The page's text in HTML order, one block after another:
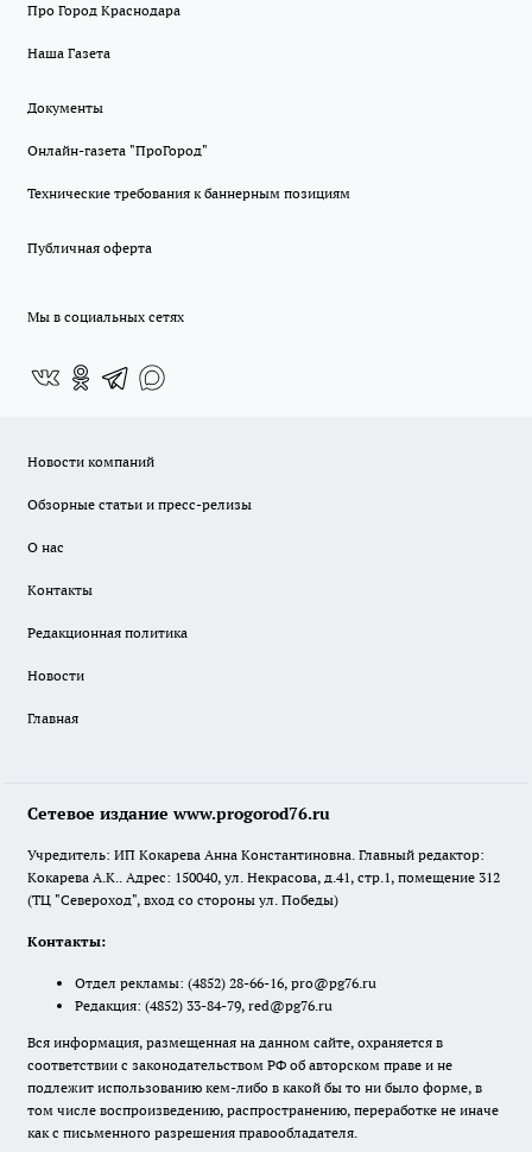
Про Город Краснодара
Наша Газета
Документы
Онлайн-газета "ПроГород"
Технические требования к баннерным позициям
Публичная оферта
Мы в социальных сетях
Новости компаний
Обзорные статьи и пресс-релизы
О нас
Контакты
Редакционная политика
Новости
Главная
Сетевое издание www.progorod76.ru
Учредитель: ИП Кокарева Анна Константиновна. Главный редактор:
Кокарева А.К.. Адрес: 150040, ул. Некрасова, д.41, стр.1, помещение 312
(ТЦ "Североход", вход со стороны ул. Победы)
Контакты:
Отдел рекламы: (4852) 28-66-16, pro@pg76.ru
Редакция: (4852) 33-84-79, red@pg76.ru
Вся информация, размещенная на данном сайте, охраняется в
соответствии с законодательством РФ об авторском праве и не
подлежит использованию кем-либо в какой бы то ни было форме, в
том числе воспроизведению, распространению, переработке не иначе
как с письменного разрешения правообладателя.